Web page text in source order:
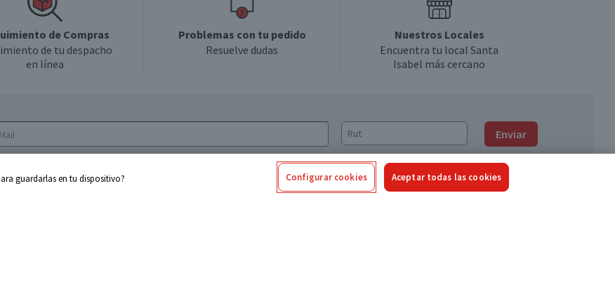
de Compras
de tu despacho
en línea
Problemas con tu pedido
Resuelve dudas
Nuestros Locales
Encuentra tu local Santa
Isabel más cercano
Enviar
de privacidad y de tratamiento de datos
guardarlas en tu dispositivo? Configurar cookies Aceptar todas las cookies